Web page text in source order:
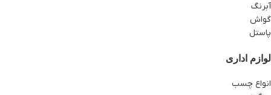
آبرنگ
گواش
پاستل
لوازم اداری
انواع چسب